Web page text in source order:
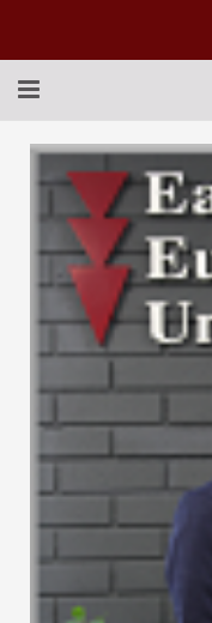
EEU-Ს ᲨᲔᲡᲐᲮᲔᲑ
ᲒᲐᲜᲐᲗᲚᲔᲑᲐ
ᲙᲕᲚᲔᲕᲐ
ᲡᲐᲔᲠᲗᲐᲨᲝᲠᲘᲡᲝ
ᲑᲘᲑᲚᲘᲝᲗᲔᲙᲐ
ᲡᲢᲣᲓᲔᲜᲢᲣᲠᲘ ᲪᲮᲝᲕᲠᲔᲑᲐ